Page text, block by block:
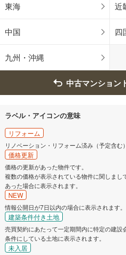
東海 近
中国 四
九州・沖縄
中古マンション
ラベル・アイコンの意味
リフォーム
リノベーション・リフォーム済み（予定含む
価格更新
価格の更新があった物件です。
複数の価格が表示されている物件に関しまし
あった場合に表示されます。
NEW
情報公開日が7日以内の場合に表示されます。
建築条件付き土地
売買契約にあたって一定期間内に特定の建設
条件にしている土地に表示されます。
未入居